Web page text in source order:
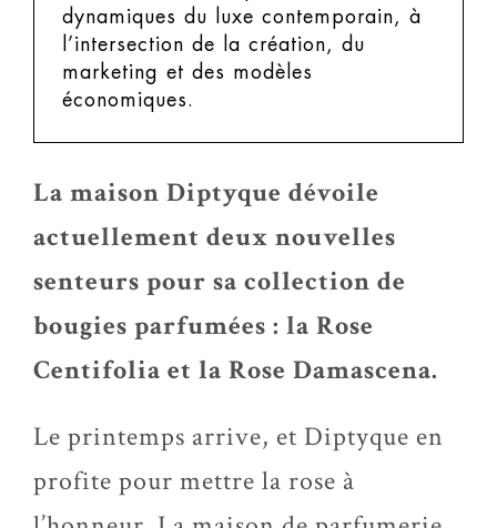
dynamiques du luxe contemporain, à
l’intersection de la création, du
marketing et des modèles
économiques.
La maison Diptyque dévoile
actuellement deux nouvelles
senteurs pour sa collection de
bougies parfumées : la Rose
Centifolia et la Rose Damascena.
Le printemps arrive, et Diptyque en
profite pour mettre la rose à